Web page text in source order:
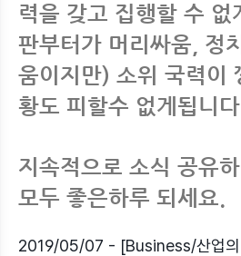
력을 갖고 집행할 수 없
판부터가 머리싸움, 정
움이지만) 소위 국력이
황도 피할수 없게됩니
지속적으로 소식 공유
모두 좋은하루 되세요.
2019/05/07 - [Business/산업의